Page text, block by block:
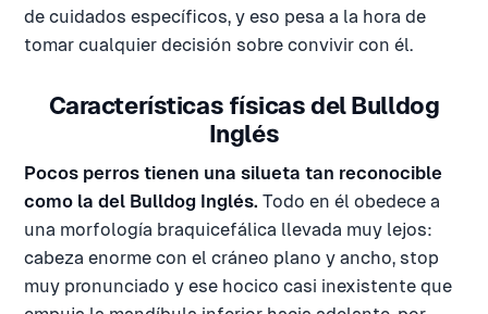
de cuidados específicos, y eso pesa a la hora de
tomar cualquier decisión sobre convivir con él.
Características físicas del Bulldog
Inglés
Pocos perros tienen una silueta tan reconocible
como la del Bulldog Inglés. Todo en él obedece a
una morfología braquicefálica llevada muy lejos:
cabeza enorme con el cráneo plano y ancho, stop
muy pronunciado y ese hocico casi inexistente que